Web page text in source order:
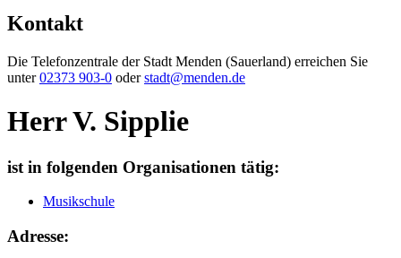
Kontakt
Die Telefonzentrale der Stadt Menden (Sauerland) erreichen Sie
unter02373 903-0 oderstadt@menden.de
Herr V. Sipplie
ist in folgenden Organisationen tätig:
Musikschule
Adresse: